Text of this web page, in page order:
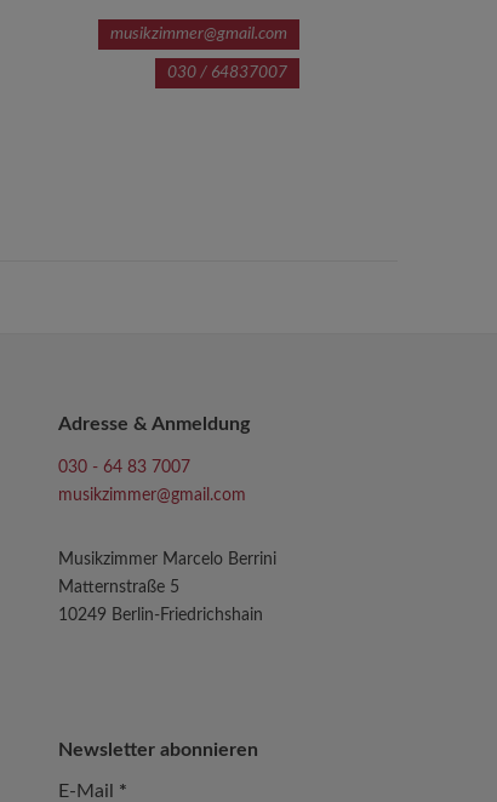
musikzimmer@gmail.com
030 / 64837007
Adresse & Anmeldung
030 - 64 83 7007
musikzimmer@gmail.com
Musikzimmer Marcelo Berrini
Matternstraße 5
10249 Berlin-Friedrichshain
Newsletter abonnieren
E-Mail *